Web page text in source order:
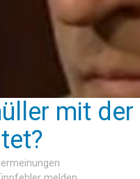
mit